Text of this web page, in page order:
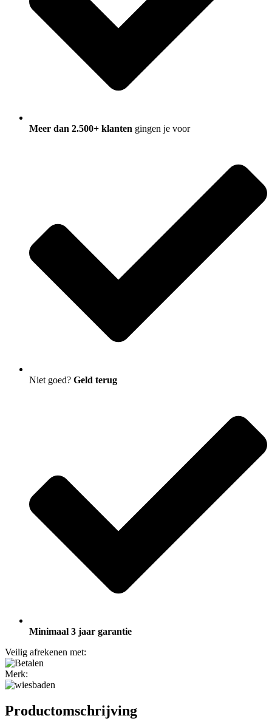
Meer dan 2.500+ klanten gingen je voor
Niet goed? Geld terug
Minimaal 3 jaar garantie
Veilig afrekenen met:
Merk:
Productomschrijving